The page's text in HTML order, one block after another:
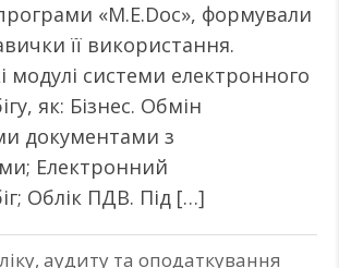
«M.E.Doc», формували
її використання.
модулі системи електронного
як: Бізнес. Обмін
документами з
Електронний
Облік ПДВ. Під […]
аудиту та оподаткування